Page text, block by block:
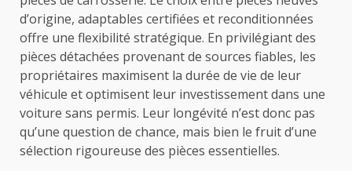
d’origine, adaptables certifiées et reconditionnées
offre une flexibilité stratégique. En privilégiant des
pièces détachées provenant de sources fiables, les
propriétaires maximisent la durée de vie de leur
véhicule et optimisent leur investissement dans une
voiture sans permis. Leur longévité n’est donc pas
qu’une question de chance, mais bien le fruit d’une
sélection rigoureuse des pièces essentielles.